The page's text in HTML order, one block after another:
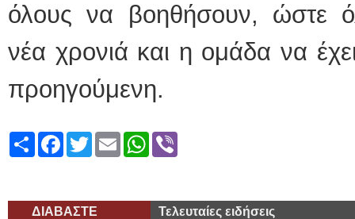
όλους να βοηθήσουν, ώστε
νέα χρονιά και η ομάδα να
προηγούμενη.
ShareFacebook
TwitterEmailWhatsApp
ΔΙΑΒΑΣΤΕ Τελευταίες ειδήσεις